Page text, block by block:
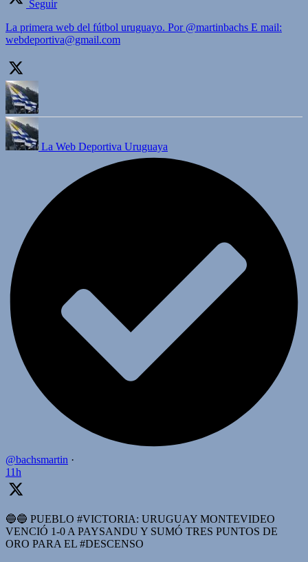
Seguir
La primera web del fútbol uruguayo. Por @martinbachs E mail:
webdeportiva@gmail.com
La Web Deportiva Uruguaya
@bachsmartin ·
11h
🔵🔵 PUEBLO #VICTORIA: URUGUAY MONTEVIDEO
VENCIÓ 1-0 A PAYSANDU Y SUMÓ TRES PUNTOS DE
ORO PARA EL #DESCENSO